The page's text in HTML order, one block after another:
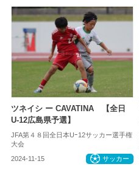
ツネイシ ー CAVATINA 【全日
U-12広島県予選】
JFA第４８回全日本Uｰ12サッカー選手権
大会
2024-11-15 サッカー